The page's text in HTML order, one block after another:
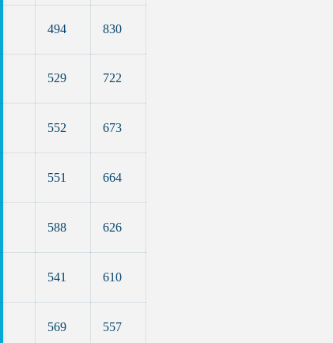
494 830
529 722
552 673
551 664
588 626
541 610
569 557